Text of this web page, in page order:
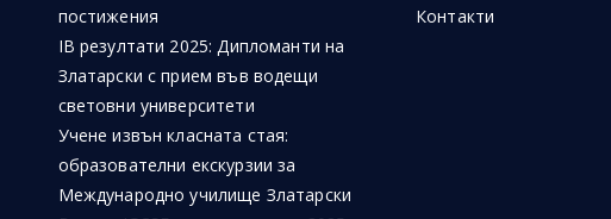
постижения
IB резултати 2025: Дипломанти на
Златарски с прием във водещи
световни университети
Учене извън класната стая:
образователни екскурзии за
Международно училище Златарски
Контакти